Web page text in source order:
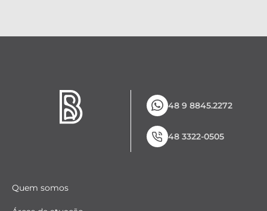
48 9 8845.2272
48 3322-0505
Quem somos